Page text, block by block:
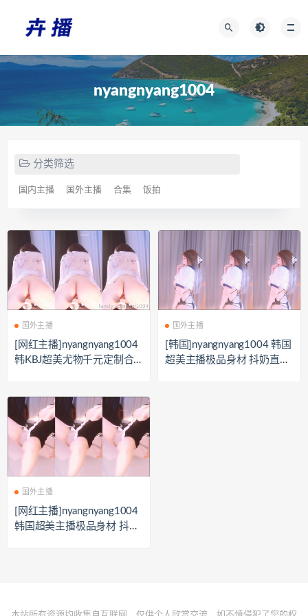
nyangnyang1004
分类筛选
国内主播 国外主播 合集 饭拍
国外主播
[网红主播]nyangnyang1004
韩KBJ超美尤物千元定制合
国外主播
[韩国]nyangnyang1004 韩国
超美主播极品身材 抖奶直播
国外主播
[网红主播]nyangnyang1004
韩国超美主播极品身材 抖奶